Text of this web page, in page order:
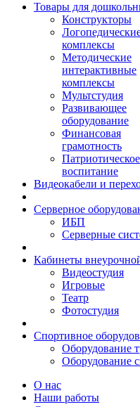
Товары для
Конструкторы
комплексы
Методические
интерактивные
комплексы
Мультстудия
Развивающее
оборудование
Финансовая
грамотность
Патриотическое
воспитание
Видеокабели и
Серверное
ИБП
Серверные
Кабинеты
Видеостудия
Игровые
Театр
Фотостудия
Спортивное
Оборудование
Оборудование
О нас
Наши работы